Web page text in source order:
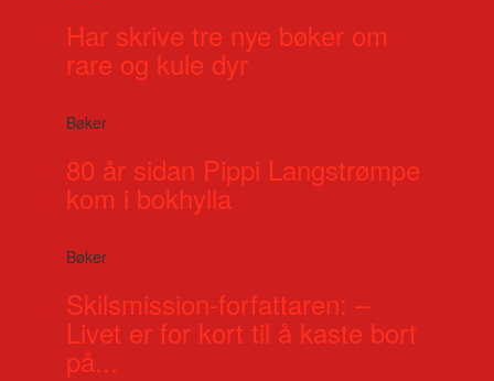
Har skrive tre nye bøker om
rare og kule dyr
Bøker
80 år sidan Pippi Langstrømpe
kom i bokhylla
Bøker
Skilsmission-forfattaren: –
Livet er for kort til å kaste bort
på...